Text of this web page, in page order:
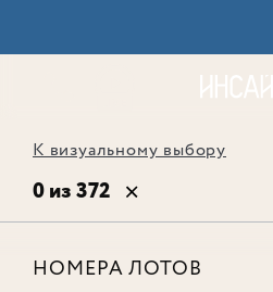
К визуальному выбору
0 из 372
НОМЕРА ЛОТОВ